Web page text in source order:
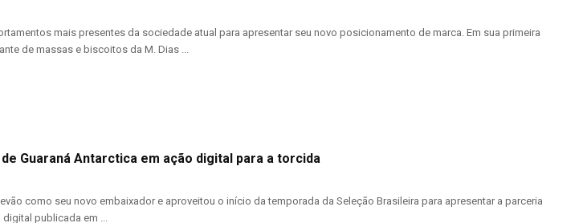
mais presentes da sociedade atual para apresentar seu novo posicionamento de marca. Em sua primeira
de massas e biscoitos da M. Dias ...
Guaraná Antarctica em ação digital para a torcida
como seu novo embaixador e aproveitou o início da temporada da Seleção Brasileira para apresentar a parceria
publicada em ...